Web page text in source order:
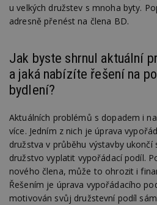
u velkých družstev s mnoha byty.
adresně přenést na člena BD.
Jak byste shrnul aktuální
a jaká nabízíte řešení na
bydlení?
Aktuálních problémů s dopadem i
více. Jedním z nich je úprava
družstva v průběhu výstavby ukončí
družstvo vyplatit vypořádací podíl.
nového člena, může to ohrozit i
Řešením je úprava vypořádacího
motivován svůj družstevní podíl